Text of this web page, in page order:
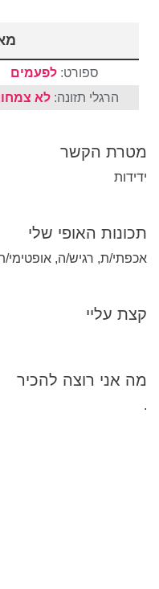
ספורט: לפעמים
הרגלי תזונה:לא
מטרת הקשר
ידידות
תכונות האופי שלי
אכפתי/ת, רגיש/ה, אופטימי/
קצת עליי
מה אני רוצה להכיר
.